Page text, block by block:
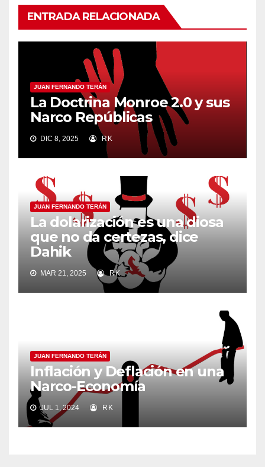
ENTRADA RELACIONADA
JUAN FERNANDO TERÁN
La Doctrina Monroe 2.0 y sus
Narco Repúblicas
DIC 8, 2025 RK
JUAN FERNANDO TERÁN
La dolarización es una diosa
que no da certezas, dice
Dahik
MAR 21, 2025 RK
JUAN FERNANDO TERÁN
Inflación y Deflación en una
Narco-Economía
JUL 1, 2024 RK